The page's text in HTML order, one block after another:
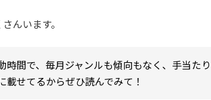
んいます。
時間で、毎月ジャンルも傾向もなく、手当たり
載せてるからぜひ読んでみて！